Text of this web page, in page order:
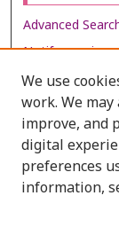
Advanced
Notify me via
Browse
Collections
Disciplines
Authors
We use
work. We
improve, and
digital
preferences
information,